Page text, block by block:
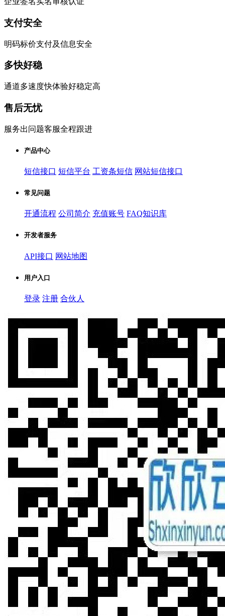
支付安全
明码标价支付及信息安全
多快好稳
通道多速度快体验好稳定高
售后无忧
服务出问题客服全程跟进
产品中心
短信接口 短信平台 工资条短信 网站短信接口
常见问题
开通流程 公司简介 充值账号 FAQ知识库
开发者服务
API接口 网站地图
用户入口
登录 注册 合伙人